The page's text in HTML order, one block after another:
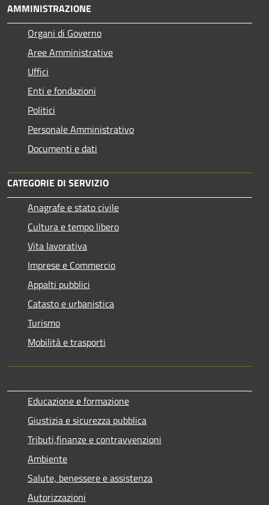
AMMINISTRAZIONE
Organi di Governo
Aree Amministrative
Uffici
Enti e fondazioni
Politici
Personale Amministrativo
Documenti e dati
CATEGORIE DI SERVIZIO
Anagrafe e stato civile
Cultura e tempo libero
Vita lavorativa
Imprese e Commercio
Appalti pubblici
Catasto e urbanistica
Turismo
Mobilità e trasporti
Educazione e formazione
Giustizia e sicurezza pubblica
Tributi,finanze e contravvenzioni
Ambiente
Salute, benessere e assistenza
Autorizzazioni